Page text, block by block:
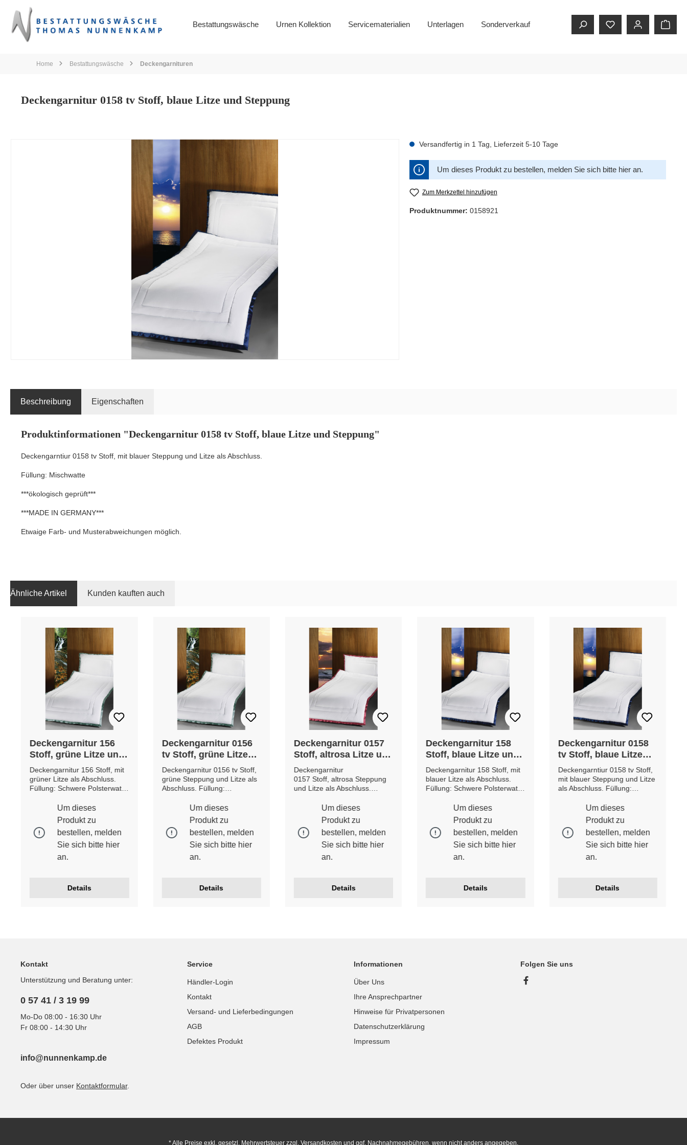
Bestattungswäsche Urnen Kollektion Servicematerialien Unterlagen Sonderverkauf
Home Bestattungswäsche Deckengarnituren
Deckengarnitur 0158 tv Stoff, blaue Litze und Steppung
Versandfertig in 1 Tag, Lieferzeit 5-10 Tage
Um dieses Produkt zu bestellen, melden Sie sich bitte hieran.
Zum Merkzettel hinzufügen
Produktnummer: 0158921
Beschreibung Eigenschaften
Produktinformationen "Deckengarnitur 0158 tv Stoff, blaue Litze und Steppung"
Deckengarntiur 0158 tv Stoff, mit blauer Steppung und Litze als Abschluss.
Füllung: Mischwatte
***ökologisch geprüft***
***MADE IN GERMANY***
Etwaige Farb- und Musterabweichungen möglich.
Ähnliche Artikel Kunden kauften auch
Deckengarnitur 156
Stoff, grüne Litze und
Steppung
Deckengarnitur 156 Stoff, mit
grüner Litze als Abschluss.
Füllung: Schwere Polsterwatte
***MADE IN GERMANY***
Etwaige Farb- und
Musterabweichungen möglich.
Um dieses
Produkt zu
bestellen, melden
Sie sich bitte hier
an.
Details
Deckengarnitur 0156
tv Stoff, grüne Litze
und Steppung
Deckengarnitur 0156 tv Stoff,
grüne Steppung und Litze als
Abschluss. Füllung:
geprüft*** ***MADE IN
GERMANY*** Etwaige Farb-
und Musterabweichungen
möglich.
Um dieses
Produkt zu
bestellen, melden
Sie sich bitte hier
an.
Details
Deckengarnitur 0157
Stoff, altrosa Litze und
Steppung
Deckengarnitur
0157 Stoff, altrosa Steppung
und Litze als Abschluss.
***MADE IN GERMANY***
Etwaige Farb- und
Musterabweichungen möglich.
Um dieses
Produkt zu
bestellen, melden
Sie sich bitte hier
an.
Details
Deckengarnitur 158
Stoff, blaue Litze und
Steppung
Deckengarnitur 158 Stoff, mit
blauer Litze als Abschluss.
Füllung: Schwere Polsterwatte
***MADE IN GERMANY***
Etwaige Farb- und
Musterabweichungen möglich.
Um dieses
Produkt zu
bestellen, melden
Sie sich bitte hier
an.
Details
Deckengarnitur 0158
tv Stoff, blaue Litze
und Steppung
Deckengarntiur 0158 tv Stoff,
mit blauer Steppung und Litze
als Abschluss. Füllung:
geprüft*** ***MADE IN
GERMANY*** Etwaige Farb-
und Musterabweichungen
möglich.
Um dieses
Produkt zu
bestellen, melden
Sie sich bitte hier
an.
Details
Kontakt
Unterstützung und Beratung unter:
0 57 41 / 3 19 99
Mo-Do 08:00 - 16:30 Uhr
Fr 08:00 - 14:30 Uhr
info@nunnenkamp.de
Oder über unser Kontaktformular.
Service
Händler-Login
Kontakt
Versand- und Lieferbedingungen
AGB
Defektes Produkt
Informationen
Über Uns
Ihre Ansprechpartner
Hinweise für Privatpersonen
Datenschutzerklärung
Impressum
Folgen Sie uns
Facebook
* Alle Preise exkl. gesetzl. Mehrwertsteuer zzgl. Versandkosten und ggf. Nachnahmegebühren, wenn nicht anders angegeben.